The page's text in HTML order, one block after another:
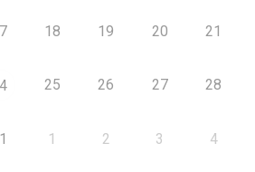
18 19 20 21
25 26 27 28
1 2 3 4